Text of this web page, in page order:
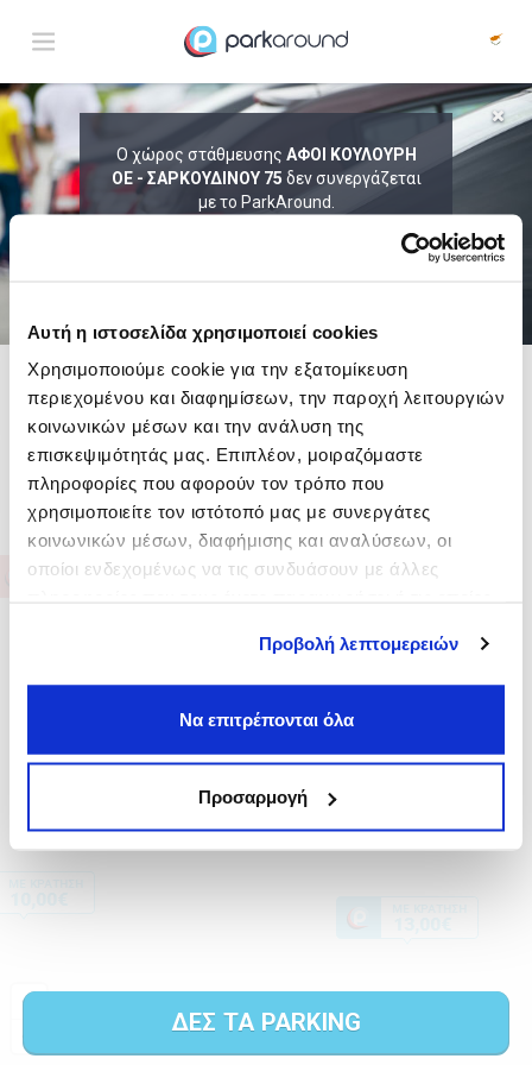
Αυτή η ιστοσελίδα χρησιμοποιεί cookies
Χρησιμοποιούμε cookie για την εξατομίκευση
περιεχομένου και διαφημίσεων, την παροχή λειτουργιών
κοινωνικών μέσων και την ανάλυση της
επισκεψιμότητάς μας. Επιπλέον, μοιραζόμαστε
πληροφορίες που αφορούν τον τρόπο που
χρησιμοποιείτε τον ιστότοπό μας με συνεργάτες
κοινωνικών μέσων, διαφήμισης και αναλύσεων, οι
οποίοι ενδεχομένως να τις συνδυάσουν με άλλες
Προβολή λεπτομερειών
Να επιτρέπονται όλα
Προσαρμογή
Ο χώρος στάθμευσης ΑΦΟΙ ΚΟΥΛΟΥΡΗ
ΟΕ - ΣΑΡΚΟΥΔΙΝΟΥ 75 δεν συνεργάζεται
με το ParkAround.
ΤΟ PARKAROUND ΕΠΕΚΤΕΙΝΕΙ ΣΥΝΕΧΩΣ
Δες τώρα τα parking στο χάρτη και σύγκρινετιμή
καιαπόσταση
ΔΕΣ ΤΑ PARKING
ΑΠΟΤΕΛΕΣΜΑΤΑ ΓΙΑ:
ΑΦΙΞΗ Σαβ 08 Αυγ 09:30 ΔΙΑΡΚΕΙΑ